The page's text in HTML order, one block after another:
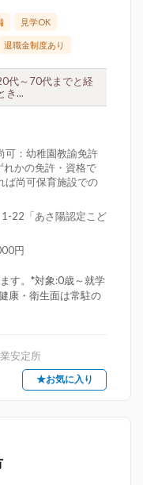
見学OK
退職金制度あり
代～70代までと経
き...
可：幼稚園教諭免許
かの免許・資格で
ば尚可保育施設での
22「あさ陽認定こど
円
す。*対象:0歳～就学
康・衛生面は常駐の
安定所
★お気に入り